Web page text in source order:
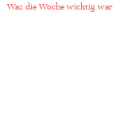
Was die Woche wichtig war